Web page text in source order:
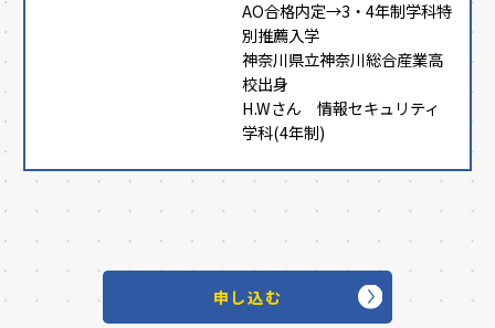
AO合格内定→3・4年制学科特
別推薦入学
神奈川県立神奈川総合産業高
校出身
H.Wさん 情報セキュリティ
学科(4年制)
申し込む